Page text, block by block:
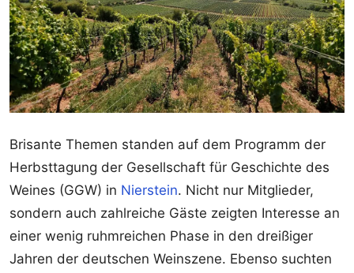
Brisante Themen standen auf dem Programm der
Herbsttagung der Gesellschaft für Geschichte des
Weines (GGW) in Nierstein. Nicht nur Mitglieder,
sondern auch zahlreiche Gäste zeigten Interesse an
einer wenig ruhmreichen Phase in den dreißiger
Jahren der deutschen Weinszene. Ebenso suchten